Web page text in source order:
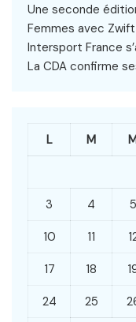
Une seconde
Femmes avec Zwift
Intersport France
La CDA confirme
L M
3 4 5
10 11
17 18
24 25